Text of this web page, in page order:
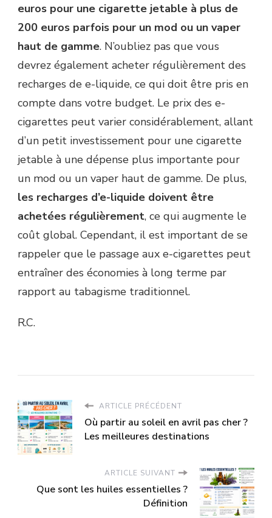
euros pour une cigarette jetable à plus de
200 euros parfois pour un mod ou un vaper
haut de gamme. N’oubliez pas que vous
devrez également acheter régulièrement des
recharges de e-liquide, ce qui doit être pris en
compte dans votre budget. Le prix des e-
cigarettes peut varier considérablement, allant
d’un petit investissement pour une cigarette
jetable à une dépense plus importante pour
un mod ou un vaper haut de gamme. De plus,
les recharges d’e-liquide doivent être
achetées régulièrement, ce qui augmente le
coût global. Cependant, il est important de se
rappeler que le passage aux e-cigarettes peut
entraîner des économies à long terme par
rapport au tabagisme traditionnel.
R.C.
ARTICLE PRÉCÉDENT
Où partir au soleil en avril pas cher ?
Les meilleures destinations
ARTICLE SUIVANT
Que sont les huiles essentielles ?
Définition